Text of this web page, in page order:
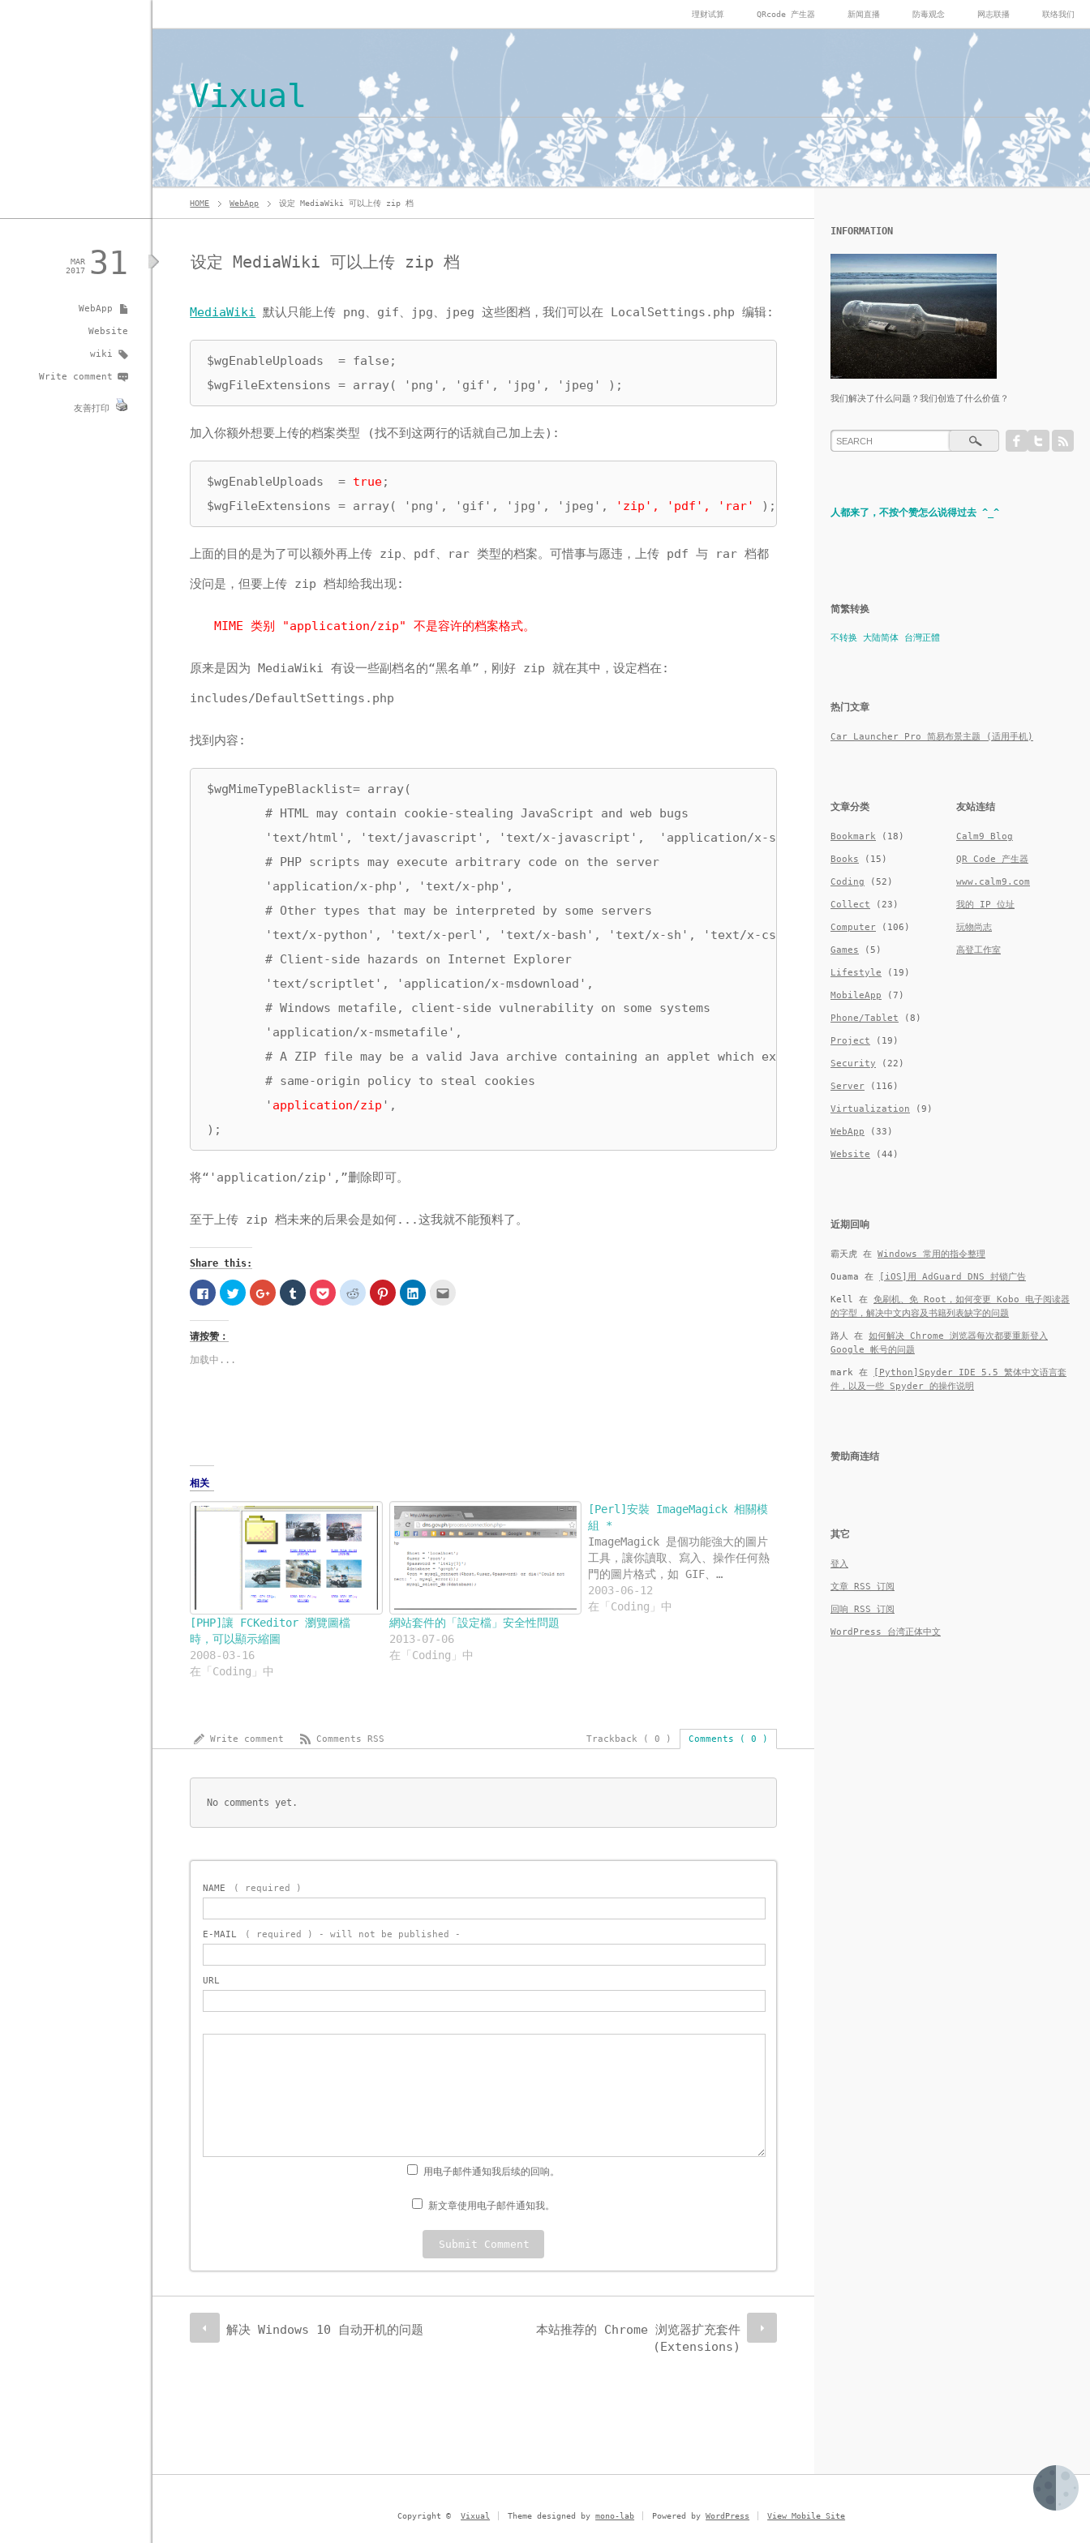
理财试算 QRcode 产生器 新闻直播 防毒观念 网志联播 联络我们
Vixual
HOME WebApp 设定 MediaWiki 可以上传 zip 档
设定 MediaWiki 可以上传 zip 档
MediaWiki 默认只能上传 png、gif、jpg、jpeg 这些图档，我们可以在 LocalSettings.php 编辑:
$wgEnableUploads  = false;
$wgFileExtensions = array( 'png', 'gif', 'jpg', 'jpeg' );
加入你额外想要上传的档案类型 (找不到这两行的话就自己加上去):
$wgEnableUploads  = true;
$wgFileExtensions = array( 'png', 'gif', 'jpg', 'jpeg',
'zip', 'pdf', 'rar' );
上面的目的是为了可以额外再上传 zip、pdf、rar 类型的档案。可惜事与愿违，上传 pdf 与 rar 档都
没问是，但要上传 zip 档却给我出现:
MIME 类别 "application/zip" 不是容许的档案格式。
原来是因为 MediaWiki 有设一些副档名的“黑名单”，刚好 zip 就在其中，设定档在:
includes/DefaultSettings.php
找到内容:
$wgMimeTypeBlacklist= array(
# HTML may contain cookie-stealing JavaScript and web bugs
'text/html', 'text/javascript', 'text/x-javascript',  'application/x-shellscript',
# PHP scripts may execute arbitrary code on the server
'application/x-php', 'text/x-php',
# Other types that may be interpreted by some servers
'text/x-python', 'text/x-perl', 'text/x-bash', 'text/x-sh', 'text/x-csh',
# Client-side hazards on Internet Explorer
'text/scriptlet', 'application/x-msdownload',
# Windows metafile, client-side vulnerability on some systems
'application/x-msmetafile',
# A ZIP file may be a valid Java archive containing an applet which exploits the
# same-origin policy to steal cookies
' application/zip ',
);
将“'application/zip',”删除即可。
至于上传 zip 档未来的后果会是如何...这我就不能预料了。
Share this:
按
一
以
分
享
Facebook(在
新
分
享
按
一
分
享
分
享
分
享
分
享
分
享
请按赞：
加载中...
相关
[PHP]讓 FCKeditor 瀏覽圖檔
時，可以顯示縮圖
2008-03-16
在「Coding」中
網站套件的「設定檔」安全性問題
2013-07-06
在「Coding」中
[Perl]安裝 ImageMagick 相關模
組 *
ImageMagick 是個功能強大的圖片
工具，讓你讀取、寫入、操作任何熱
門的圖片格式，如 GIF、…
2003-06-12
在「Coding」中
31
MAR
2017
WebApp
Website
wiki
Write comment
友善打印
Write comment Comments RSS Trackback ( 0 ) Comments ( 0 )
No comments yet.
NAME ( required )
E-MAIL ( required ) - will not be published -
URL
用电子邮件通知我后续的回响。
新文章使用电子邮件通知我。
解决 Windows 10 自动开机的问题
本站推荐的 Chrome 浏览器扩充套件
(Extensions)
INFORMATION
我们解决了什么问题？我们创造了什么价值？
人都来了，不按个赞怎么说得过去 ^_^
简繁转换
不转换 大陆简体 台灣正體
热门文章
Car Launcher Pro 简易布景主题 (适用手机)
文章分类
Bookmark (18)
Books (15)
Coding (52)
Collect (23)
Computer (106)
Games (5)
Lifestyle (19)
MobileApp (7)
Phone/Tablet (8)
Project (19)
Security (22)
Server (116)
Virtualization (9)
WebApp (33)
Website (44)
友站连结
Calm9 Blog
QR Code 产生器
www.calm9.com
我的 IP 位址
玩物尚志
高登工作室
近期回响
霸天虎 在 Windows 常用的指令整理
Ouama 在 [iOS]用 AdGuard DNS 封锁广告
Kell 在 免刷机、免 Root，如何变更 Kobo 电子阅读器
的字型，解决中文内容及书籍列表缺字的问题
路人 在 如何解决 Chrome 浏览器每次都要重新登入
Google 帐号的问题
mark 在
[Python]Spyder IDE 5.5 繁体中文语言套
件，以及一些 Spyder 的操作说明
赞助商连结
其它
登入
文章 RSS 订阅
回响 RSS 订阅
WordPress 台湾正体中文
Copyright ©Vixual Theme designed bymono-lab Powered byWordPress View Mobile Site